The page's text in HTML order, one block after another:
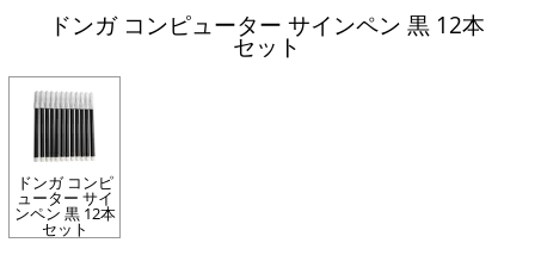
ドンガ コンピューター サインペン 黒 12本
セット
ドンガ コンピ
ューター サイ
ンペン 黒 12本
セット